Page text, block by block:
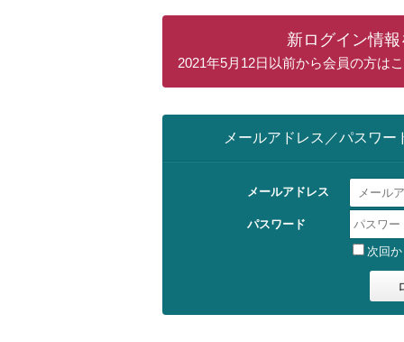
新ログイン情
2021年5月12日以前から会員の方は
メールアドレス／パスワ
メールアドレス
パスワード
次回